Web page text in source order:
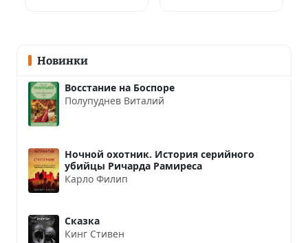
Новинки
Восстание на Боспоре
Полупуднев Виталий
Ночной охотник. История серийного
убийцы Ричарда Рамиреса
Карло Филип
Сказка
Кинг Стивен